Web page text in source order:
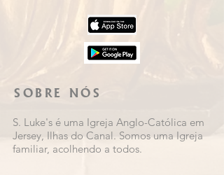
SOBRE NÓS
S. Luke's é uma Igreja Anglo-Católica em
Jersey, Ilhas do Canal. Somos uma Igreja
familiar, acolhendo a todos.